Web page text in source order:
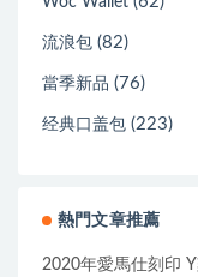
流浪包 (82)
當季新品 (76)
经典口盖包 (223)
熱門文章推薦
2020年愛馬仕刻印